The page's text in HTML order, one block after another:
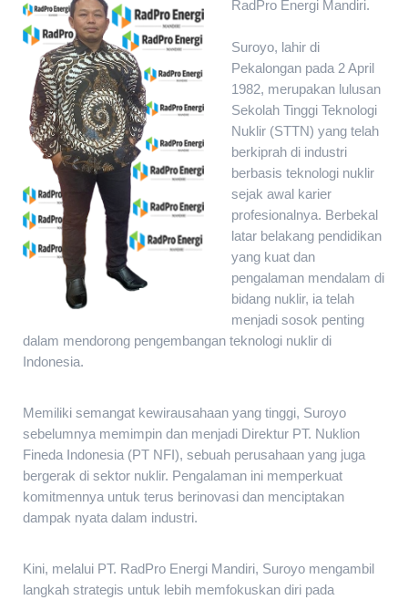
Selamat datang di website PT. RadPro Energi Mandiri | Hati-hati
RadPro Energi Mandiri.
Suroyo, lahir di
Pekalongan pada 2 April
1982, merupakan lulusan
Sekolah Tinggi Teknologi
Nuklir (STTN) yang telah
berkiprah di industri
berbasis teknologi nuklir
sejak awal karier
profesionalnya. Berbekal
latar belakang pendidikan
yang kuat dan
pengalaman mendalam di
bidang nuklir, ia telah
menjadi sosok penting
dalam mendorong pengembangan teknologi nuklir di
Indonesia.
Memiliki semangat kewirausahaan yang tinggi, Suroyo
sebelumnya memimpin dan menjadi Direktur PT. Nuklion
Fineda Indonesia (PT NFI), sebuah perusahaan yang juga
bergerak di sektor nuklir. Pengalaman ini memperkuat
komitmennya untuk terus berinovasi dan menciptakan
dampak nyata dalam industri.
Kini, melalui PT. RadPro Energi Mandiri, Suroyo mengambil
langkah strategis untuk lebih memfokuskan diri pada